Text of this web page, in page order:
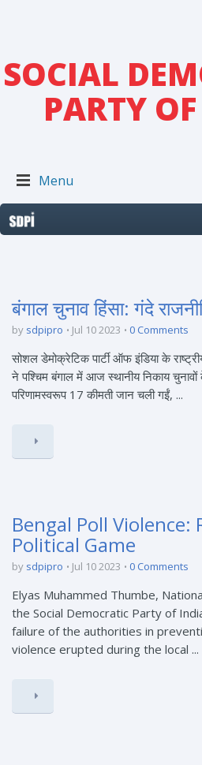
SOCIAL
PARTY
Menu
बंगाल चुनाव हिंसा: गंदे
by sdpipro Jul 10 2023 0 Comments
सोशल डेमोक्रेटिक पार्टी ऑफ इंडिया के
ने पश्चिम बंगाल में आज स्थानीय निकाय
परिणामस्वरूप 17 कीमती जान चली गईं, ...
Bengal Poll
Political Game
by sdpipro Jul 10 2023 0 Comments
Elyas Muhammed Thumbe,
the Social Democratic Party of
failure of the authorities in
violence erupted during the local ...